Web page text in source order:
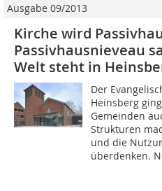
Ausgabe 09/2013
Kirche wird
Passivhausnieveau
Welt steht in
Der
Heinsberg
Gemeinden
Strukturen
und die
überdenken.